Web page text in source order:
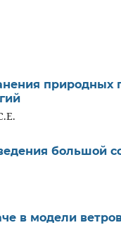
природных
большой
в модели